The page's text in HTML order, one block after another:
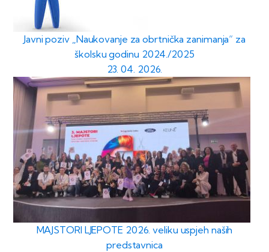
Javni poziv „Naukovanje za obrtnička zanimanja“ za
školsku godinu 2024./2025
23. 04. 2026.
MAJSTORI LJEPOTE 2026. veliku uspjeh naših
predstavnica